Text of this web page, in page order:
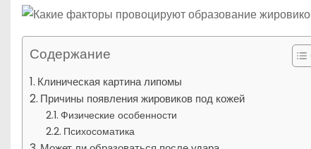
Содержание
Клиническая картина липомы
Причины появления жировиков под кожей
Физические особенности
Психосоматика